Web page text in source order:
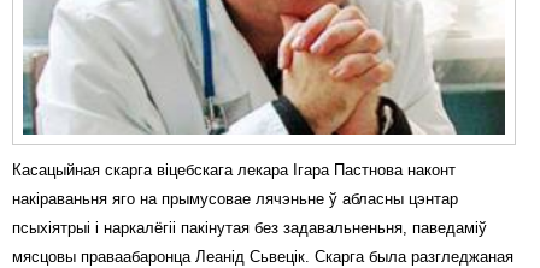
Касацыйная скарга віцебскага лекара Ігара Пастнова наконт
накіраваньня яго на прымусовае лячэньне ў абласны цэнтар
псыхіятрыі і наркалёгіі пакінутая без задавальненьня, паведаміў
мясцовы праваабаронца Леанід Сьвецік. Скарга была разгледжаная